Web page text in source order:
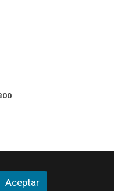
Aceptar